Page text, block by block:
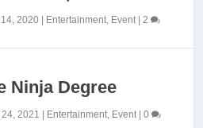
2020 Entertainment, Event|2
Ninja Degree
2021 Entertainment, Event|0